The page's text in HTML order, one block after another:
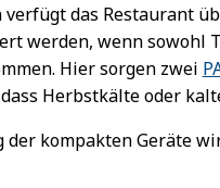
verfügt das Restaurant
werden, wenn sowohl
Hier sorgen zwei
Herbstkälte oder
kompakten Geräte